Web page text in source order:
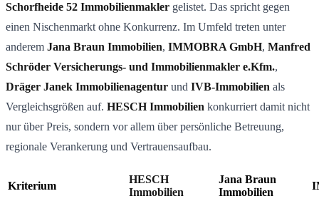
Schorfheide 52 Immobilienmakler gelistet. Das spricht gegen
einen Nischenmarkt ohne Konkurrenz. Im Umfeld treten unter
anderem Jana Braun Immobilien, IMMOBRA GmbH, Manfred
Schröder Versicherungs- und Immobilienmakler e.Kfm.,
Dräger Janek Immobilienagentur und IVB-Immobilien als
Vergleichsgrößen auf. HESCH Immobilien konkurriert damit nicht
nur über Preis, sondern vor allem über persönliche Betreuung,
regionale Verankerung und Vertrauensaufbau.
Kriterium
HESCH
Immobilien
Jana Braun
Immobilien